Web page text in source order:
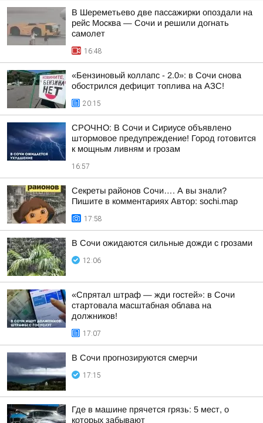
В Шереметьево две пассажирки опоздали на
рейс Москва — Сочи и решили догнать
самолет
16:48
«Бензиновый коллапс - 2.0»: в Сочи снова
обострился дефицит топлива на АЗС!
20:15
СРОЧНО: В Сочи и Сириусе объявлено
штормовое предупреждение! Город готовится
к мощным ливням и грозам
16:57
Секреты районов Сочи…. А вы знали?
Пишите в комментариях Автор: sochi.map
17:58
В Сочи ожидаются сильные дожди с грозами
12:06
«Спрятал штраф — жди гостей»: в Сочи
стартовала масштабная облава на
должников!
17:07
В Сочи прогнозируются смерчи
17:15
Где в машине прячется грязь: 5 мест, о
которых забывают